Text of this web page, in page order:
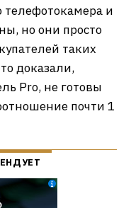
и
но они просто
таких
доказали,
Pro, не готовы
почти 1